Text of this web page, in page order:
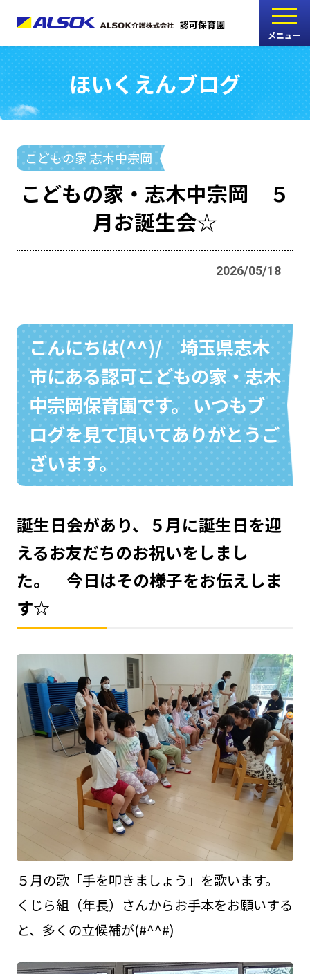
認可保育園
メニュー
こどもの家
志木中宗岡保育園
たんぽぽ
西船橋駅前保育園
海神町南保育園
048-631-3721 お問い合わせ
ほいくえんブログ
こどもの家 志木中宗岡
こどもの家・志木中宗岡 ５
月お誕生会☆
2026/05/18
こんにちは(^^)/ 埼玉県志木
市にある認可こどもの家・志木
中宗岡保育園です。 いつもブ
ログを見て頂いてありがとうご
ざいます。
誕生日会があり、５月に誕生日を迎
えるお友だちのお祝いをしまし
た。 今日はその様子をお伝えしま
す☆
５月の歌「手を叩きましょう」を歌います。
くじら組（年長）さんからお手本をお願いする
と、多くの立候補が(#^^#)